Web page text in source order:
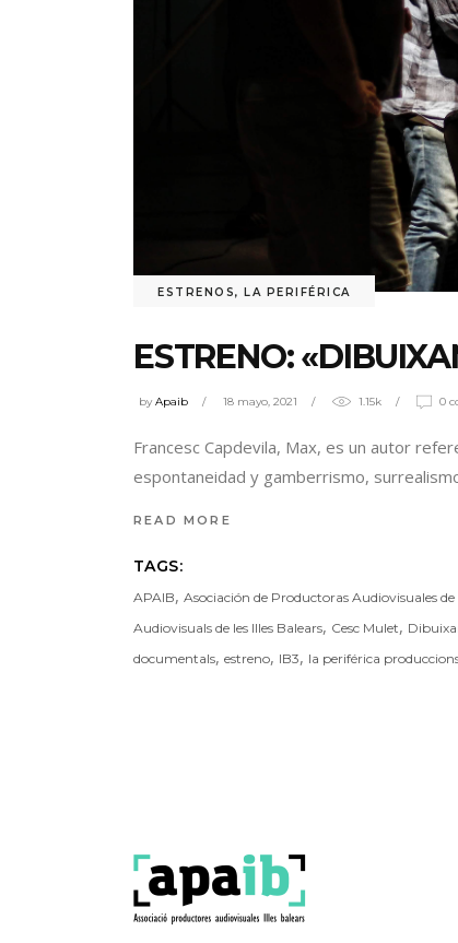
ESTRENOS, LA PERIFÉRICA
ESTRENO:
byApaib 18 mayo, 2021 1.15k 0
Francesc Capdevila, Max, es un autor
espontaneidad y gamberrismo,
READ MORE
TAGS:
APAIB, Asociación de Productoras Audiovisuales de
Audiovisuals de les Illes Balears, Cesc Mulet,
documentals, estreno, IB3, la periférica